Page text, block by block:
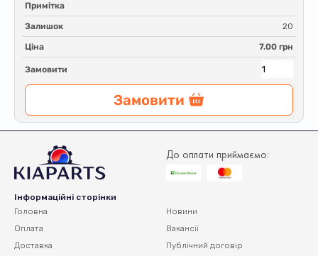
Примітка
Залишок 20
Ціна 7.00 грн
Замовити
Замовити
До оплати приймаємо:
Інформаційні сторінки
Головна
Оплата
Доставка
Новини
Вакансії
Публічний договір